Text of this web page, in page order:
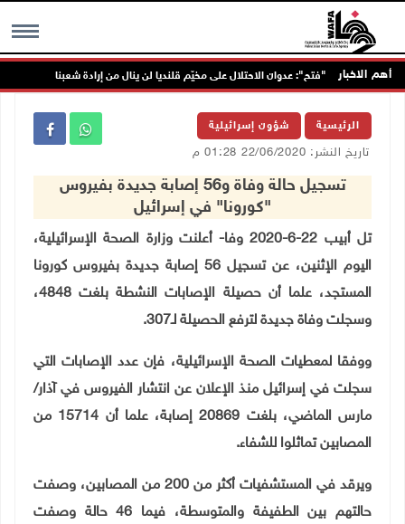
MENU أهم الاخبار "فتح": عدوان الاحتلال على مخيّم قلنديا لن ينال من إرادة شعبنا
الرئيسية شؤون إسرائيلية
تاريخ النشر: 22/06/2020 01:28 م
تسجيل حالة وفاة و56 إصابة جديدة بفيروس
"كورونا" في إسرائيل
تل أبيب 22-6-2020 وفا- أعلنت وزارة الصحة الإسرائيلية،
اليوم الإثنين، عن تسجيل 56 إصابة جديدة بفيروس كورونا
المستجد، علما أن حصيلة الإصابات النشطة بلغت 4848،
وسجلت وفاة جديدة لترفع الحصيلة لـ307
.
ووفقا لمعطيات الصحة الإسرائيلية، فإن عدد الإصابات التي
سجلت في إسرائيل منذ الإعلان عن انتشار الفيروس في آذار/
مارس الماضي، بلغت 20869 إصابة، علما أن 15714 من
المصابين تماثلوا للشفاء.
ويرقد في المستشفيات أكثر من 200 من المصابين، وصفت
حالتهم بين الطفيفة والمتوسطة، فيما 46 حالة وصفت